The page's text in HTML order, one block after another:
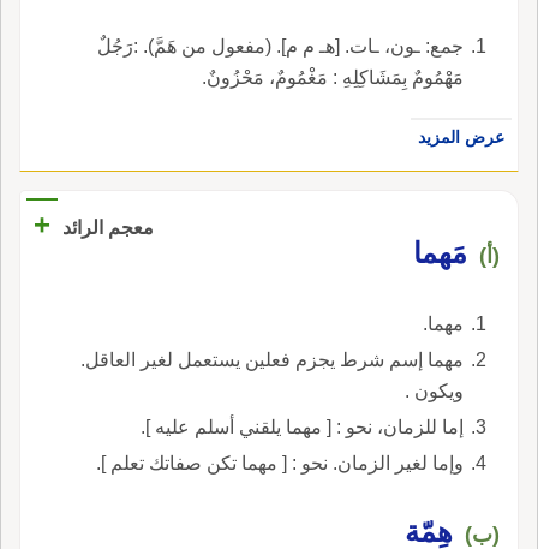
جمع: ـون، ـات. [هـ م م]. (مفعول من هَمَّ). :رَجُلٌ
مَهْمُومٌ بِمَشَاكِلِهِ : مَغْمُومٌ، مَحْزُونٌ.
عرض المزيد
معجم الرائد +
(أ) مَهما
مهما.
مهما إسم شرط يجزم فعلين يستعمل لغير العاقل.
ويكون .
إما للزمان، نحو : [ مهما يلقني أسلم عليه ].
وإما لغير الزمان. نحو : [ مهما تكن صفاتك تعلم ].
(ب) هِمّة